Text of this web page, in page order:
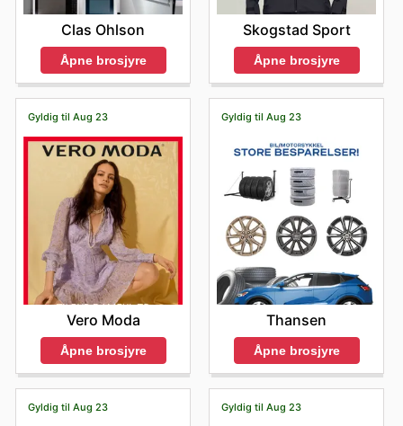
Clas Ohlson
Åpne brosjyre
Skogstad Sport
Åpne brosjyre
Gyldig til Aug 23
Vero Moda
Åpne brosjyre
Gyldig til Aug 23
Thansen
Åpne brosjyre
Gyldig til Aug 23 Gyldig til Aug 23